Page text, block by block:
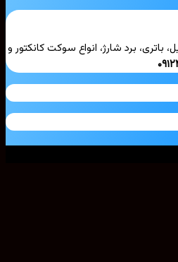
برد شارژ، انواع سوکت کانکتور و